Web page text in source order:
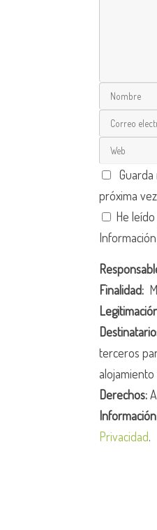
próxima
He
Finalidad:
terceros
Derechos:
Privacidad.